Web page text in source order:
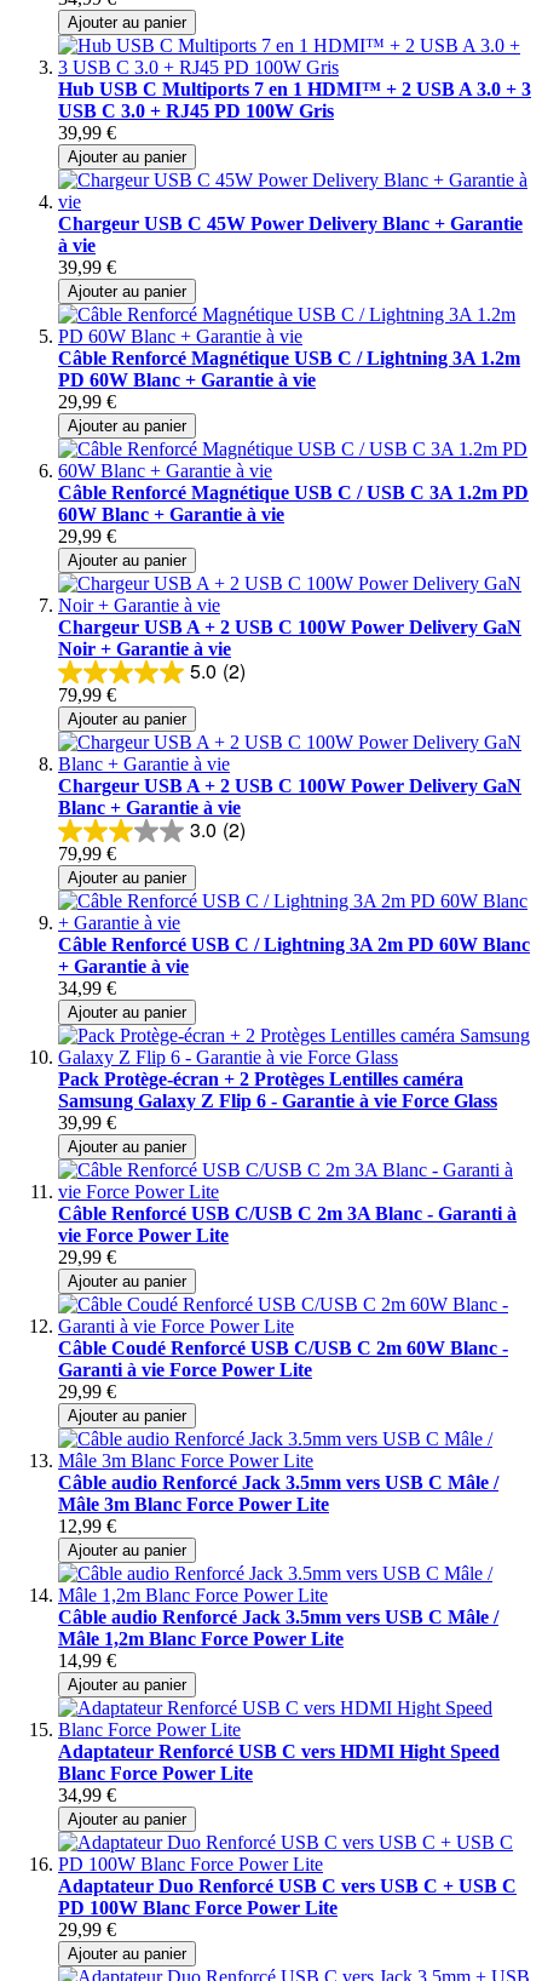
Ajouter au panier
Hub USB C Multiports 7 en 1 HDMI™ + 2 USB A 3.0 + 3
USB C 3.0 + RJ45 PD 100W Gris
39,99 €
Ajouter au panier
Chargeur USB C 45W Power Delivery Blanc + Garantie
à vie
39,99 €
Ajouter au panier
Câble Renforcé Magnétique USB C / Lightning 3A 1.2m
PD 60W Blanc + Garantie à vie
29,99 €
Ajouter au panier
Câble Renforcé Magnétique USB C / USB C 3A 1.2m PD
60W Blanc + Garantie à vie
29,99 €
Ajouter au panier
Chargeur USB A + 2 USB C 100W Power Delivery GaN
Noir + Garantie à vie
5.0 (2)
79,99 €
Ajouter au panier
Chargeur USB A + 2 USB C 100W Power Delivery GaN
Blanc + Garantie à vie
3.0 (2)
79,99 €
Ajouter au panier
Câble Renforcé USB C / Lightning 3A 2m PD 60W Blanc
+ Garantie à vie
34,99 €
Ajouter au panier
Pack Protège-écran + 2 Protèges Lentilles caméra
Samsung Galaxy Z Flip 6 - Garantie à vie Force Glass
39,99 €
Ajouter au panier
Câble Renforcé USB C/USB C 2m 3A Blanc - Garanti à
vie Force Power Lite
29,99 €
Ajouter au panier
Câble Coudé Renforcé USB C/USB C 2m 60W Blanc -
Garanti à vie Force Power Lite
29,99 €
Ajouter au panier
Câble audio Renforcé Jack 3.5mm vers USB C Mâle /
Mâle 3m Blanc Force Power Lite
12,99 €
Ajouter au panier
Câble audio Renforcé Jack 3.5mm vers USB C Mâle /
Mâle 1,2m Blanc Force Power Lite
14,99 €
Ajouter au panier
Adaptateur Renforcé USB C vers HDMI Hight Speed
Blanc Force Power Lite
34,99 €
Ajouter au panier
Adaptateur Duo Renforcé USB C vers USB C + USB C
PD 100W Blanc Force Power Lite
29,99 €
Ajouter au panier